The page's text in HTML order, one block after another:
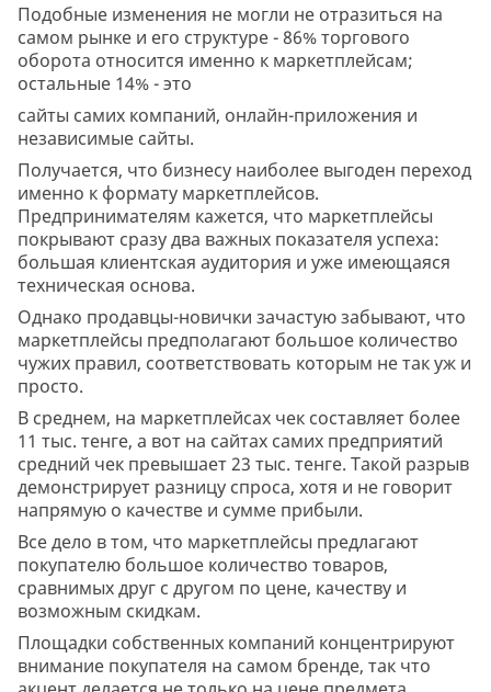
Подобные изменения не могли не отразиться на
самом рынке и его структуре - 86% торгового
оборота относится именно к маркетплейсам;
остальные 14% - это
сайты самих компаний, онлайн-приложения и
независимые сайты.
Получается, что бизнесу наиболее выгоден переход
именно к формату маркетплейсов.
Предпринимателям кажется, что маркетплейсы
покрывают сразу два важных показателя успеха:
большая клиентская аудитория и уже имеющаяся
техническая основа.
Однако продавцы-новички зачастую забывают, что
маркетплейсы предполагают большое количество
чужих правил, соответствовать которым не так уж и
просто.
В среднем, на маркетплейсах чек составляет более
11 тыс. тенге, а вот на сайтах самих предприятий
средний чек превышает 23 тыс. тенге. Такой разрыв
демонстрирует разницу спроса, хотя и не говорит
напрямую о качестве и сумме прибыли.
Все дело в том, что маркетплейсы предлагают
покупателю большое количество товаров,
сравнимых друг с другом по цене, качеству и
возможным скидкам.
Площадки собственных компаний концентрируют
внимание покупателя на самом бренде, так что